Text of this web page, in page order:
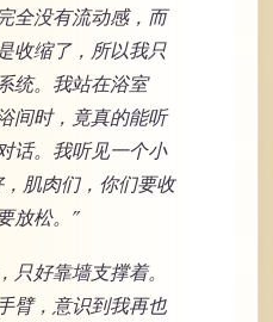
全没有流动感，而
收缩了，所以我只
统。我站在浴室
间时，竟真的能听
话。我听见一个小
肌肉们，你们要收
放松。”
只好靠墙支撑着。
臂，意识到我再也